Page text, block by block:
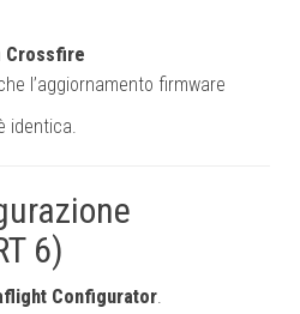
Crossfire
l’aggiornamento firmware
identica.
6)
Configurator.